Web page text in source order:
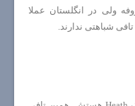
ولی در انگلستان عملا
شباهتی ندارند.